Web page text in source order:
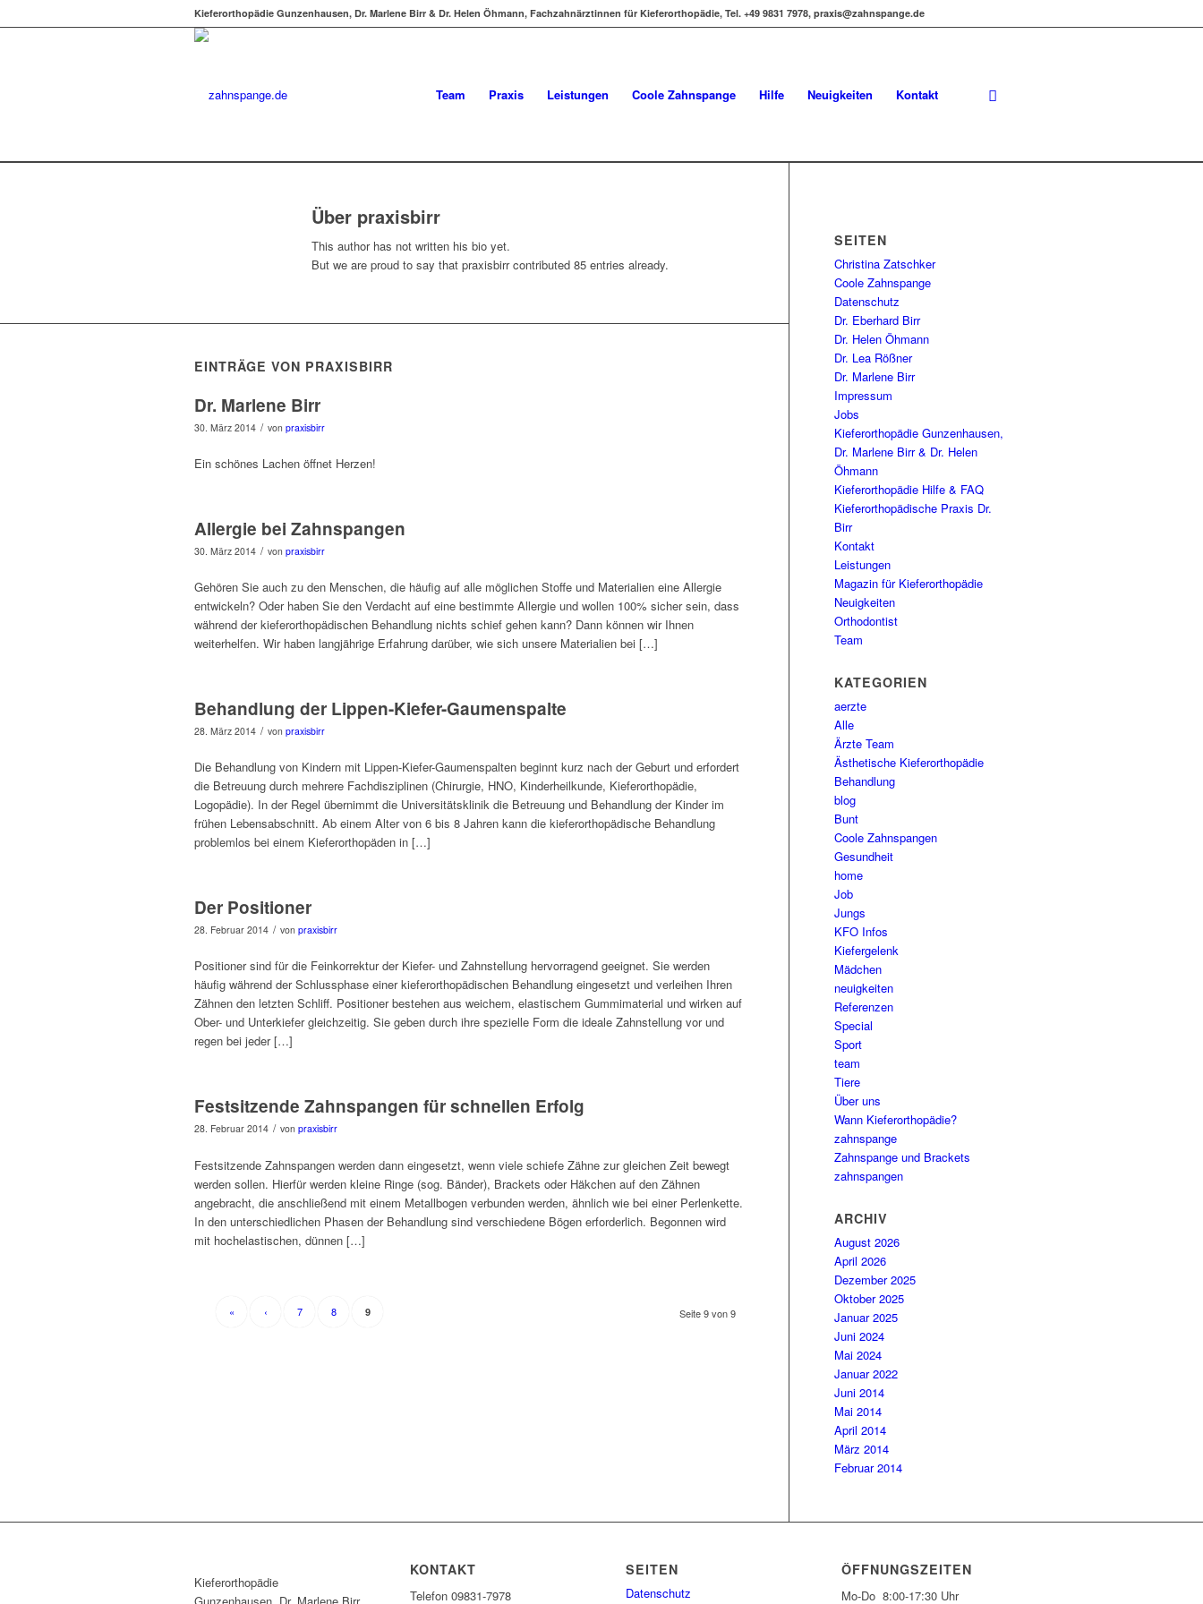
Kieferorthopädie Gunzenhausen, Dr. Marlene Birr & Dr. Helen Öhmann, Fachzahnärztinnen für Kieferorthopädie, Tel. +49 9831 7978, praxis@zahnspange.de
Team Praxis Leistungen Coole Zahnspange Hilfe Neuigkeiten Kontakt
Über praxisbirr
This author has not written his bio yet.
But we are proud to say that praxisbirrcontributed 85 entries already.
EINTRÄGE VON PRAXISBIRR
Dr. Marlene Birr
30. März 2014 / von praxisbirr
Ein schönes Lachen öffnet Herzen!
Allergie bei Zahnspangen
30. März 2014 / von praxisbirr
Gehören Sie auch zu den Menschen, die häufig auf alle möglichen Stoffe und Materialien eine Allergie
entwickeln? Oder haben Sie den Verdacht auf eine bestimmte Allergie und wollen 100% sicher sein, dass
während der kieferorthopädischen Behandlung nichts schief gehen kann? Dann können wir Ihnen
weiterhelfen. Wir haben langjährige Erfahrung darüber, wie sich unsere Materialien bei […]
Behandlung der Lippen-Kiefer-Gaumenspalte
28. März 2014 / von praxisbirr
Die Behandlung von Kindern mit Lippen-Kiefer-Gaumenspalten beginnt kurz nach der Geburt und erfordert
die Betreuung durch mehrere Fachdisziplinen (Chirurgie, HNO, Kinderheilkunde, Kieferorthopädie,
Logopädie). In der Regel übernimmt die Universitätsklinik die Betreuung und Behandlung der Kinder im
frühen Lebensabschnitt. Ab einem Alter von 6 bis 8 Jahren kann die kieferorthopädische Behandlung
problemlos bei einem Kieferorthopäden in […]
Der Positioner
28. Februar 2014 / von praxisbirr
Positioner sind für die Feinkorrektur der Kiefer- und Zahnstellung hervorragend geeignet. Sie werden
häufig während der Schlussphase einer kieferorthopädischen Behandlung eingesetzt und verleihen Ihren
Zähnen den letzten Schliff. Positioner bestehen aus weichem, elastischem Gummimaterial und wirken auf
Ober- und Unterkiefer gleichzeitig. Sie geben durch ihre spezielle Form die ideale Zahnstellung vor und
regen bei jeder […]
Festsitzende Zahnspangen für schnellen Erfolg
28. Februar 2014 / von praxisbirr
Festsitzende Zahnspangen werden dann eingesetzt, wenn viele schiefe Zähne zur gleichen Zeit bewegt
werden sollen. Hierfür werden kleine Ringe (sog. Bänder), Brackets oder Häkchen auf den Zähnen
angebracht, die anschließend mit einem Metallbogen verbunden werden, ähnlich wie bei einer Perlenkette.
In den unterschiedlichen Phasen der Behandlung sind verschiedene Bögen erforderlich. Begonnen wird
mit hochelastischen, dünnen […]
Seite 9 von 9
« ‹ 7 8 9
SEITEN
Christina Zatschker
Coole Zahnspange
Datenschutz
Dr. Eberhard Birr
Dr. Helen Öhmann
Dr. Lea Rößner
Dr. Marlene Birr
Impressum
Jobs
Kieferorthopädie Gunzenhausen,
Dr. Marlene Birr & Dr. Helen
Öhmann
Kieferorthopädie Hilfe & FAQ
Kieferorthopädische Praxis Dr.
Birr
Kontakt
Leistungen
Magazin für Kieferorthopädie
Neuigkeiten
Orthodontist
Team
KATEGORIEN
aerzte
Alle
Ärzte Team
Ästhetische Kieferorthopädie
Behandlung
blog
Bunt
Coole Zahnspangen
Gesundheit
home
Job
Jungs
KFO Infos
Kiefergelenk
Mädchen
neuigkeiten
Referenzen
Special
Sport
team
Tiere
Über uns
Wann Kieferorthopädie?
zahnspange
Zahnspange und Brackets
zahnspangen
ARCHIV
August 2026
April 2026
Dezember 2025
Oktober 2025
Januar 2025
Juni 2024
Mai 2024
Januar 2022
Juni 2014
Mai 2014
April 2014
März 2014
Februar 2014
Kieferorthopädie
KONTAKT
Telefon 09831-7978
SEITEN
Datenschutz
ÖFFNUNGSZEITEN
Mo-Do 8:00-17:30 Uhr